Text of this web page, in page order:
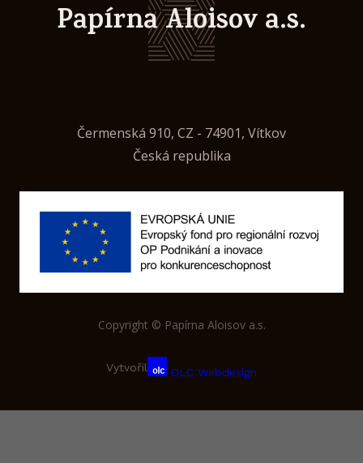
Papírna Aloisov a.s.
Čermenská 910, CZ - 74901, Vítkov
Česká republika
Copyright © Papírna Aloisov a.s.
Vytvořil OLC Webdesign